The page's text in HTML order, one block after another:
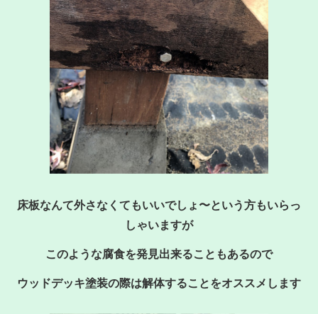
床板なんて外さなくてもいいでしょ〜という方もいらっ
しゃいますが
このような腐食を発見出来ることもあるので
ウッドデッキ塗装の際は解体することをオススメします